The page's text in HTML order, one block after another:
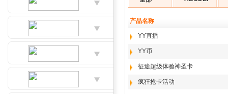
产品名称
YY直播
YY币
征途超级体验神圣卡
疯狂抢卡活动